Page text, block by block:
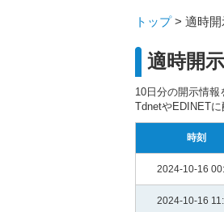
トップ> 適時
適時開
10日分の開示情報
TdnetやEDINET
時刻
2024-10-16
2024-10-16